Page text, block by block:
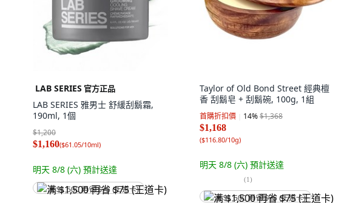
LAB SERIES 官方正品
LAB SERIES 雅男士 舒緩刮鬍霜,
190ml, 1個
$1,200
$1,160($61.05/10ml)
明天 8/8 (六) 預計送達
满 $1,500 再省 $75 (王道卡)
Taylor of Old Bond Street 經典檀
香 刮鬍皂 + 刮鬍碗, 100g, 1組
首購折扣價 14%$1,368
$1,168
($116.80/10g)
明天 8/8 (六) 預計送達
(1)
满 $1,500 再省 $75 (王道卡)